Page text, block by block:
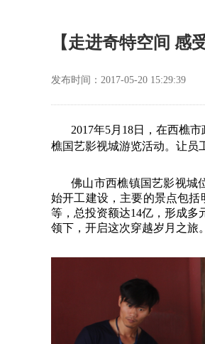
【走进奇特空间 感
发布时间：2017-05-20 15:29:39
2017年5月18日，在西樵市
樵国艺影视城游览活动。 让员
佛山市西樵镇国艺影视城
始开工建设，主要的景点包括
等，总投资额达14亿，形成多
领下，开启这次穿越岁月之旅。